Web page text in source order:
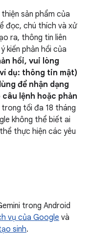
sản phẩm của
đọc, chú thích và xử
ra, thông tin liên
kiến phản hồi của
hồi, vui lòng
dụ: thông tin mật)
để nhận dạng
lệnh hoặc phản
trong tối đa 18 tháng
không thể biết ai
thực hiện các yêu
trong Android
vụ của Google và
sinh.